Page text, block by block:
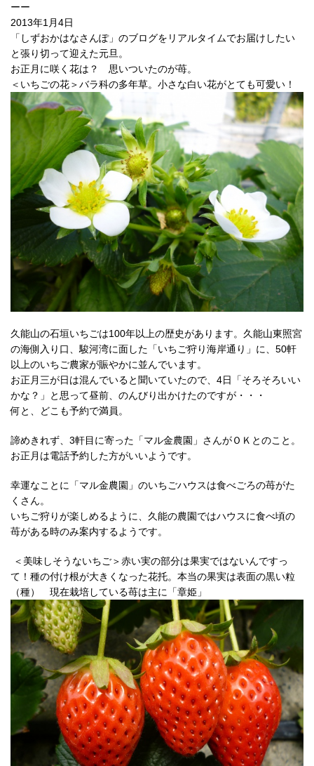
ーー
2013年1月4日
「しずおかはなさんぽ」のブログをリアルタイムでお届けしたい
と張り切って迎えた元旦。
お正月に咲く花は？ 思いついたのが苺。
＜いちごの花＞バラ科の多年草。小さな白い花がとても可愛い！
久能山の石垣いちごは100年以上の歴史があります。久能山東照宮
の海側入り口、駿河湾に面した「いちご狩り海岸通り」に、50軒
以上のいちご農家が賑やかに並んでいます。
お正月三が日は混んでいると聞いていたので、4日「そろそろいい
かな？」と思って昼前、のんびり出かけたのですが・・・
何と、どこも予約で満員。
諦めきれず、3軒目に寄った「マル金農園」さんがＯＫとのこと。
お正月は電話予約した方がいいようです。
幸運なことに「マル金農園」のいちごハウスは食べごろの苺がた
くさん。
いちご狩りが楽しめるように、久能の農園ではハウスに食べ頃の
苺がある時のみ案内するようです。
＜美味しそうないちご＞赤い実の部分は果実ではないんですっ
て！種の付け根が大きくなった花托。本当の果実は表面の黒い粒
（種） 現在栽培している苺は主に「章姫」